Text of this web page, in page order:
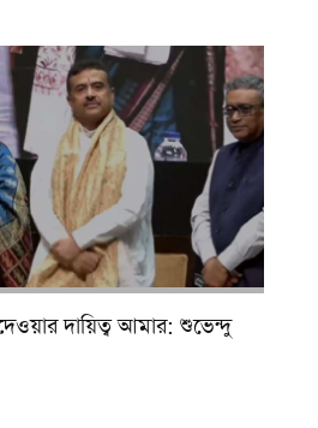
দায়িত্ব আমার: শুভেন্দু